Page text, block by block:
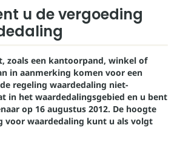
u de vergoeding
zoals een kantoorpand, winkel of
in aanmerking komen voor een
regeling waardedaling niet-
in het waardedalingsgebied en u bent
op 16 augustus 2012. De hoogte
voor waardedaling kunt u als volgt